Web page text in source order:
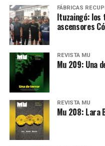
Hay varios hombres
grupos de amigos,
sensibilidad al tema, la
estratégica, hay que
es a través del
pregunta», comparte
FÁBRICAS
Ituzaingó: los
ascensores
REVISTA MU
Mu 209: Una
REVISTA MU
Mu 208: Lara